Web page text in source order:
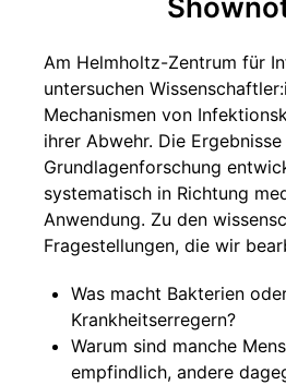
Am Helmholtz-Zentrum für
untersuchen
Mechanismen von
ihrer Abwehr. Die
Grundlagenforschung
systematisch in Richtung
Anwendung. Zu den
Fragestellungen, die wir
Was macht Bakterien
Krankheitserregern?
Warum sind manche
empfindlich, andere